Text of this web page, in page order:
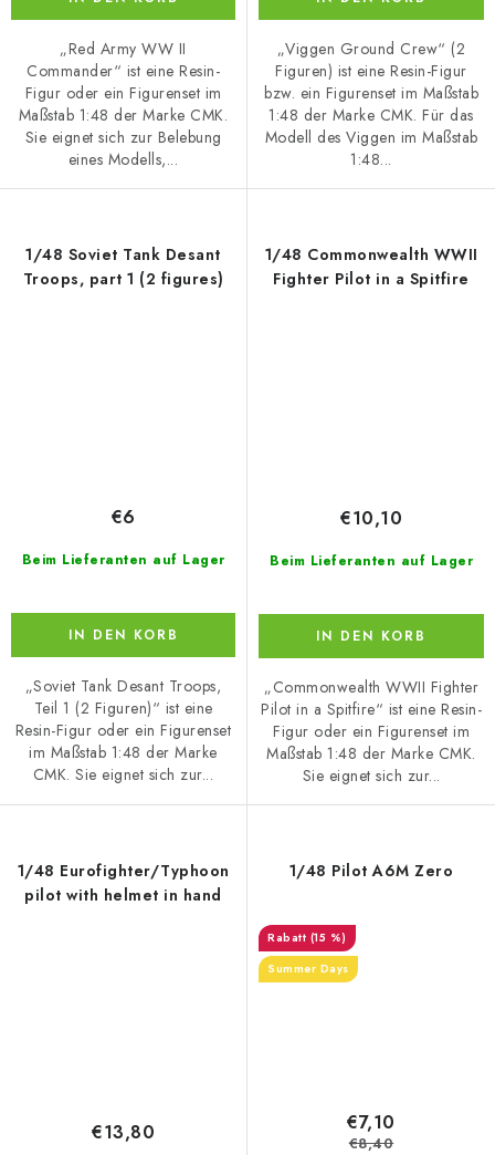
„Red Army WW II
Commander“ ist eine Resin-
Figur oder ein Figurenset im
Maßstab 1:48 der Marke CMK.
Sie eignet sich zur Belebung
eines Modells,...
„Viggen Ground Crew“ (2
Figuren) ist eine Resin-Figur
bzw. ein Figurenset im Maßstab
1:48 der Marke CMK. Für das
Modell des Viggen im Maßstab
1:48...
1/48 Soviet Tank Desant
Troops, part 1 (2 figures)
Beim Lieferanten auf Lager
€6
IN DEN KORB
„Soviet Tank Desant Troops,
Teil 1 (2 Figuren)“ ist eine
Resin-Figur oder ein Figurenset
im Maßstab 1:48 der Marke
CMK. Sie eignet sich zur...
1/48 Commonwealth WWII
Fighter Pilot in a Spitfire
Beim Lieferanten auf Lager
€10,10
IN DEN KORB
„Commonwealth WWII Fighter
Pilot in a Spitfire“ ist eine Resin-
Figur oder ein Figurenset im
Maßstab 1:48 der Marke CMK.
Sie eignet sich zur...
1/48 Eurofighter/Typhoon
pilot with helmet in hand
€13,80
1/48 Pilot A6M Zero
(15 %)
Summer Days
€7,10
€8,40